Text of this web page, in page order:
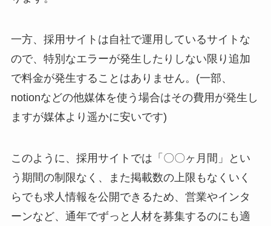
一方、採用サイトは自社で運用しているサイトな
ので、特別なエラーが発生したりしない限り追加
で料金が発生することはありません。(一部、
notionなどの他媒体を使う場合はその費用が発生し
ますが媒体より遥かに安いです)
このように、採用サイトでは「〇〇ヶ月間」とい
う期間の制限なく、また掲載数の上限もなくいく
らでも求人情報を公開できるため、営業やインタ
ーンなど、通年でずっと人材を募集するのにも適